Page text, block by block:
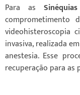
Para as
videohisteroscopia
invasiva, realizada
anestesia. Esse
recuperação para as